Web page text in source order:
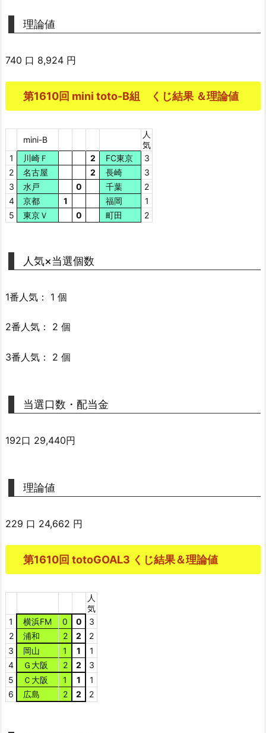
理論値
740 口 8,924 円
第1610回 mini toto-B組 くじ結果 ＆理論値
mini-B
人
気
1
川崎Ｆ 2 FC東京
3
2
名古屋 2 長崎
3
3
水戸 0 千葉
2
4
京都 1 福岡
1
5
東京Ｖ 0 町田 2
人気×当選個数
1番人気： 1 個
2番人気： 2 個
3番人気： 2 個
当選口数・配当金
192口 29,440円
理論値
229 口 24,662 円
第1610回 totoGOAL3 くじ結果＆理論値
人
気
1
横浜FM 0 0
3
2
浦和 2 2
2
3
岡山 1 1
1
4
Ｇ大阪 2 2
3
5
Ｃ大阪 1 1
1
6
広島 2 2 2